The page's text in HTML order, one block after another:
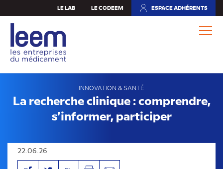
au
contenu
principal
LE LAB LE CODEEM ESPACE ADHÉRENTS
(NOUVEL
INNOVATION & SANTÉ
La recherche clinique : comprendre,
s’informer, participer
22.06.26